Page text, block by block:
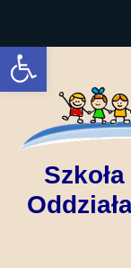
Open toolbar